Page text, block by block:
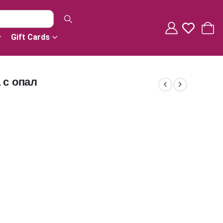
Gift Cards
с опал